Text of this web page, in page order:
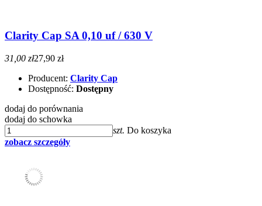
Clarity Cap SA 0,10 uf / 630 V
31,00 zł27,90 zł
Producent: Clarity Cap
Dostępność: Dostępny
dodaj do porównania
dodaj do schowka
szt. Do koszyka
zobacz szczegóły